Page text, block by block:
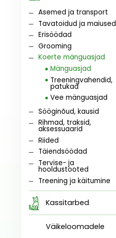
Asemed ja transport
Tavatoidud ja maiused
Erisöödad
Grooming
Koerte mänguasjad
Mänguasjad
Treeningvahendid,
patukad
Vee mänguasjad
Sööginõud, kausid
Rihmad, traksid,
aksessuaarid
Riided
Täiendsöödad
Tervise- ja
hooldustooted
Treening ja käitumine
Kassitarbed
Väikeloomadele